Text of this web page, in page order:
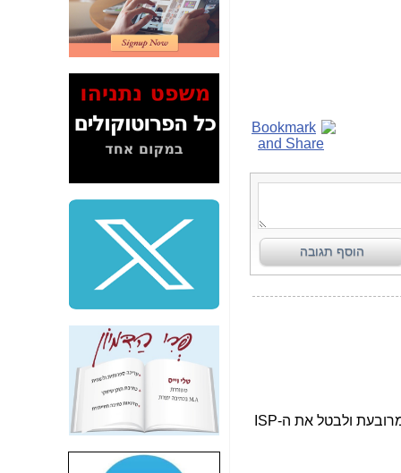
2" על תעלולי השר
משה כחלון -כאן
המשך חשיפת הבלוף
ששמו "מהפיכת
הסלולר" ואיך מסרסים
כאן
סיכום ביקור בסיליקון
שלמה פילבר (עד
לאחרונה מנכ"ל משרד
התקשורת) - עד
מדינה? הצחקתם
"יש אפליה בחקירה"?
חשיפה: למה השר
משה כחלון לא נחקר
עד היום? -
כאן
הדומה לזו של "תיק
4000" אך בתחום
הסלולר -